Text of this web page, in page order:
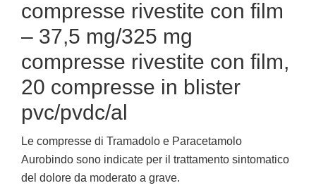
compresse rivestite con film
– 37,5 mg/325 mg
compresse rivestite con film,
20 compresse in blister
pvc/pvdc/al
Le compresse di Tramadolo e Paracetamolo
Aurobindo sono indicate per il trattamento sintomatico
del dolore da moderato a grave.